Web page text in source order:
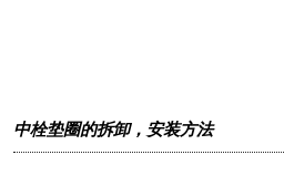
中栓垫圈的拆卸，安装方法